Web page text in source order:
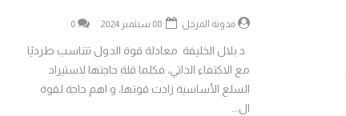
مدونة المرجل 08 سبتمبر 2024 0
د بلال الخليفة معادلة قوة الدول تتناسب طرديًا
مع الاكتفاء الذاتي، فكلما قلة حاجتها لاستيراد
السلع الأساسية زادت قوتها، و اهم حاجة لقوة
ال...